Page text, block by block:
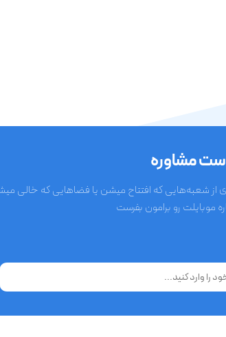
مشاوره
از شعبه‌هایی که افتتاح میشن یا فضاهایی که خالی
موبایلت رو برامون بفرست